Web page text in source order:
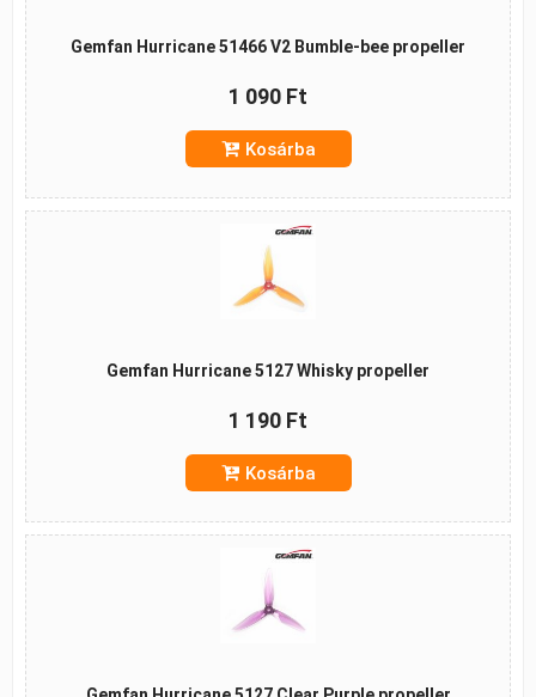
Gemfan Hurricane 51466 V2 Bumble-bee propeller
1 090 Ft
Kosárba
Gemfan Hurricane 5127 Whisky propeller
1 190 Ft
Kosárba